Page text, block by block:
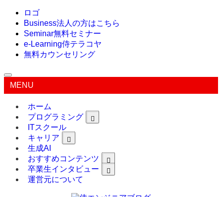
ロゴ
Business法人の方はこちら
Seminar無料セミナー
e-Learning侍テラコヤ
無料カウンセリング
MENU
ホーム
プログラミング
ITスクール
キャリア
生成AI
おすすめコンテンツ
卒業生インタビュー
運営元について